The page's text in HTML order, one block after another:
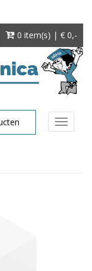
0 item(s) | € 0,-
Toggle